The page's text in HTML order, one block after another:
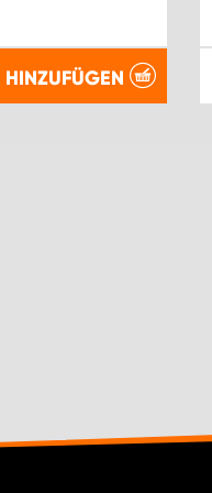
HINZUFÜGEN